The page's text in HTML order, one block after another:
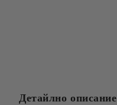
Детайлно описание